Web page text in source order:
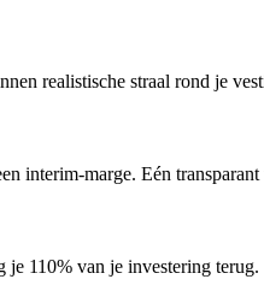
realistische straal rond je
interim-marge. Eén
110% van je investering terug.